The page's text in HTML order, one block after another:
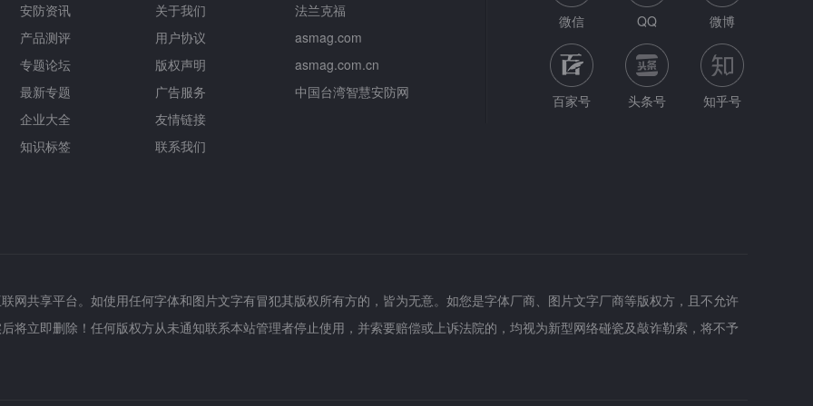
安防资讯
产品测评
专题论坛
最新专题
企业大全
知识标签
关于我们
用户协议
版权声明
广告服务
友情链接
联系我们
法兰克福
asmag.com
asmag.com.cn
中国台湾智慧安防网
微信 QQ 微博
百家号 头条号 知乎号
网共享平台。如使用任何字体和图片文字有冒犯其版权所有方的，皆为无意。如您是字体厂商、图片文字厂商等版权方，且不允许
将立即删除！任何版权方从未通知联系本站管理者停止使用，并索要赔偿或上诉法院的，均视为新型网络碰瓷及敲诈勒索，将不予